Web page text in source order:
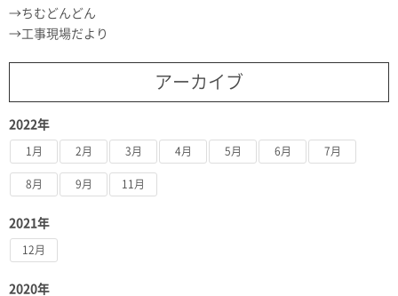
ちむどんどん
工事現場だより
アーカイブ
2022年
1月 2月 3月 4月 5月 6月 7月
8月 9月 11月
2021年
12月
2020年